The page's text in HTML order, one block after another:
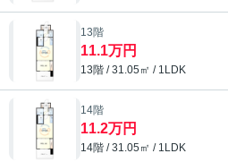
13階
11.1万円
13階 / 31.05㎡ / 1LDK
14階
11.2万円
14階 / 31.05㎡ / 1LDK